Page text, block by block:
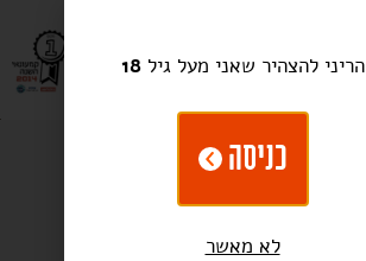
בירה ואלכוהול
כלים מבית טולמנ'ס
הריני להצהיר שאני מעל גיל18
כניסה
לא מאשר